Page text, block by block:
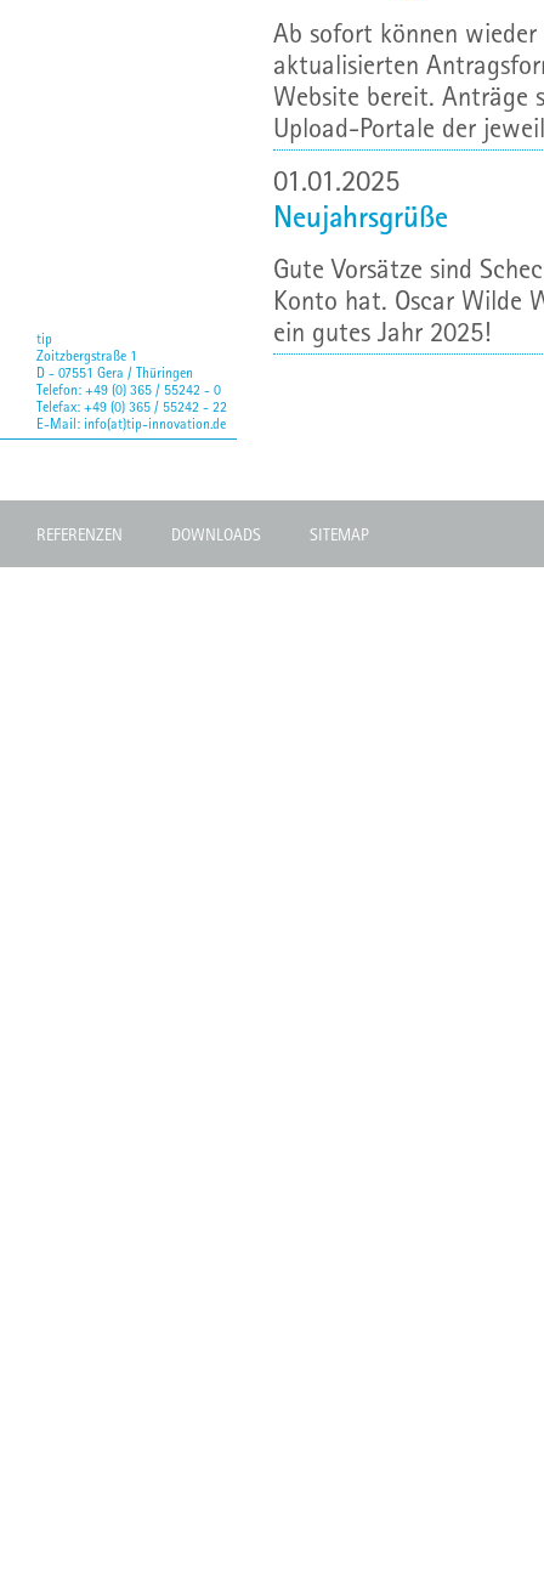
tip
Zoitzbergstraße 1
D - 07551 Gera / Thüringen
Telefon: +49 (0) 365 / 55242 - 0
Telefax: +49 (0) 365 / 55242 - 22
E-Mail: info(at)tip-innovation.de
Ab sofort können
aktualisierten
Website bereit. Anträge
Upload-Portale der
01.01.2025
Neujahrsgrüße
Gute Vorsätze sind
Konto hat. Oscar Wilde
ein gutes Jahr 2025!
REFERENZEN DOWNLOADS SITEMAP